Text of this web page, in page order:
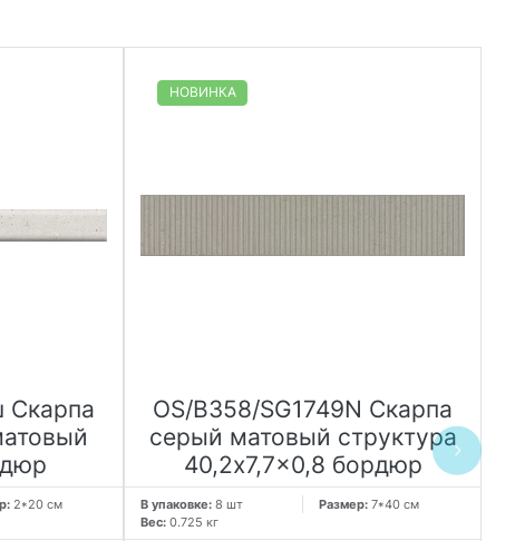
Скарпа
2*20 см
НОВИНКА
OS/B358/SG1749N Скарпа
серый матовый структура
40,2x7,7x0,8 бордюр
В упаковке: 8 шт Размер: 7*40 см
Вес: 0.725 кг